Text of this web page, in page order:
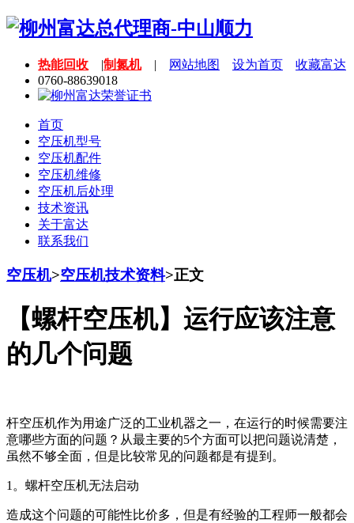
热能回收 |制氮机| 网站地图 设为首页
收藏富达
0760-88639018
首页
空压机型号
空压机配件
空压机维修
空压机后处理
技术资讯
关于富达
联系我们
空压机>空压机技术资料>正文
【螺杆空压机】运行应该注意
的几个问题
杆空压机作为用途广泛的工业机器之一，在运行的时候需要注
意哪些方面的问题？从最主要的5个方面可以把问题说清楚，
虽然不够全面，但是比较常见的问题都是有提到。
1。螺杆空压机无法启动
造成这个问题的可能性比价多，但是有经验的工程师一般都会